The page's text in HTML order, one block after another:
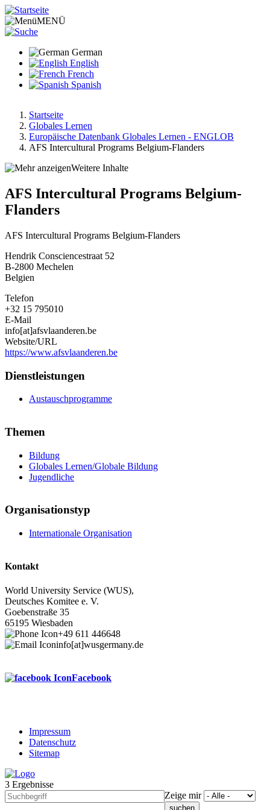
Direkt
zum
Inhalt
MENÜ
German
English
French
Spanish
Pfadnavigation
Startseite
Globales Lernen
Europäische Datenbank Globales Lernen - ENGLOB
AFS Intercultural Programs Belgium-Flanders
Weitere Inhalte
AFS Intercultural Programs Belgium-
Flanders
AFS Intercultural Programs Belgium-Flanders
Hendrik Consciencestraat 52
B-2800 Mechelen
Belgien
Telefon
+32 15 795010
E-Mail
info[at]afsvlaanderen.be
Website/URL
https://www.afsvlaanderen.be
Dienstleistungen
Austauschprogramme
Themen
Bildung
Globales Lernen/Globale Bildung
Jugendliche
Organisationstyp
Internationale Organisation
Kontakt
World University Service (WUS),
Deutsches Komitee e. V.
Goebenstraße 35
65195 Wiesbaden
+49 611 446648
info[at]wusgermany.de
Facebook
Footer
menu
Impressum
Datenschutz
Sitemap
3 Ergebnisse
Zeige mir